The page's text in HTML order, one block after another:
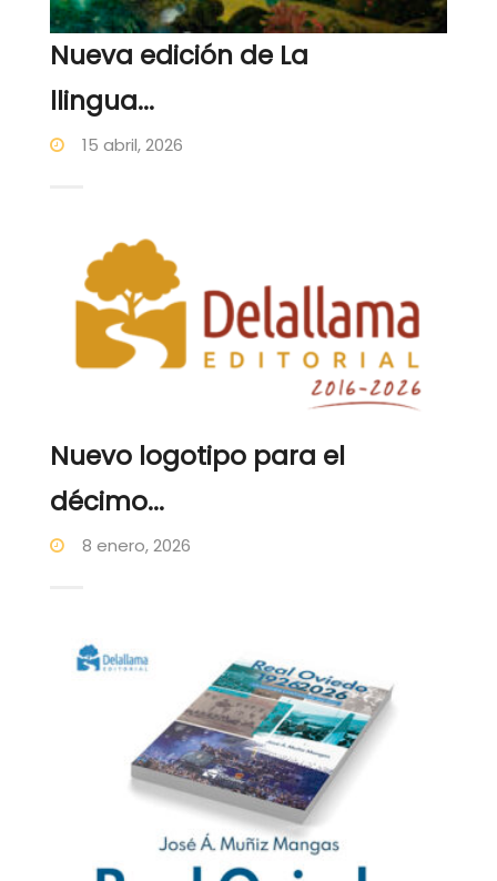
Nueva edición de La
llingua...
15 abril, 2026
Nuevo logotipo para el
décimo...
8 enero, 2026